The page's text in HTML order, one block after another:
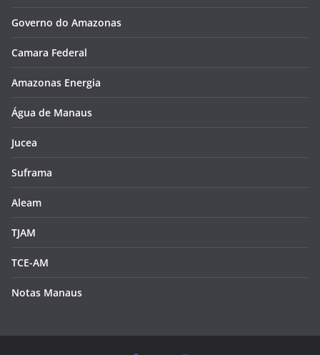
Governo do Amazonas
Camara Federal
Amazonas Energia
Água de Manaus
Jucea
Suframa
Aleam
TJAM
TCE-AM
Notas Manaus